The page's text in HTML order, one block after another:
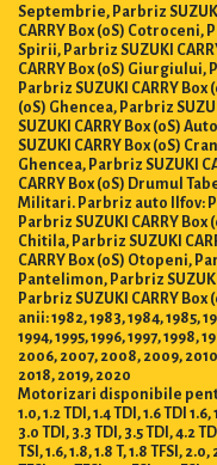
Septembrie, Parbriz
CARRY Box (0S) Cotroceni,
Spirii, Parbriz SUZUKI
CARRY Box (0S) Giurgiului,
Parbriz SUZUKI CARRY Box
(0S) Ghencea, Parbriz
SUZUKI CARRY Box (0S)
SUZUKI CARRY Box (0S)
Ghencea, Parbriz SUZUKI
CARRY Box (0S) Drumul
Militari. Parbriz auto Ilfov:
Parbriz SUZUKI CARRY Box
Chitila, Parbriz SUZUKI
CARRY Box (0S) Otopeni,
Pantelimon, Parbriz
Parbriz SUZUKI CARRY
anii: 1982, 1983, 1984, 1985,
1994, 1995, 1996, 1997, 1998,
2006, 2007, 2008, 2009,
2018, 2019, 2020
Motorizari disponibile
1.0, 1.2 TDI, 1.4 TDI, 1.6 TDI
3.0 TDI, 3.3 TDI, 3.5 TDI, 4.2
TSI, 1.6, 1.8, 1.8 T, 1.8 TFSI,